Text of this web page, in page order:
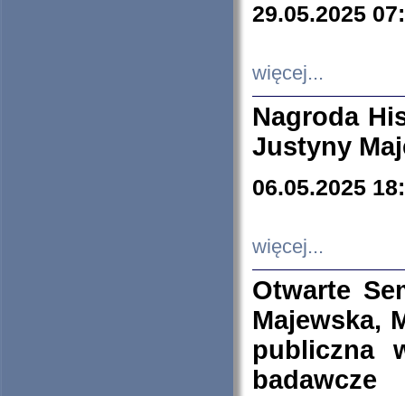
29.05.2025
więcej...
Nagroda
Justyny
06.05.2025
więcej...
Otwarte
Majewska,
publiczna
badawcze